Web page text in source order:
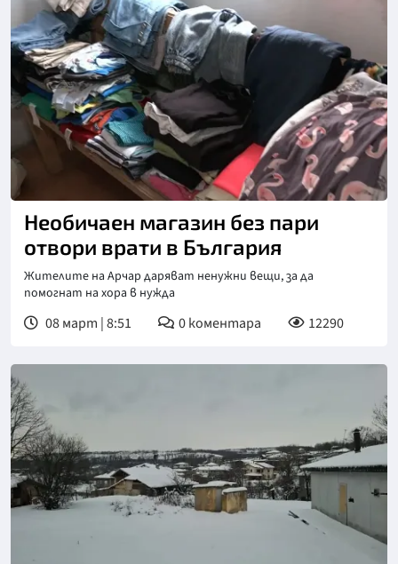
Снимка: Нова телевизия
Необичаен магазин без пари
отвори врати в България
Жителите на Арчар даряват ненужни вещи, за да
помогнат на хора в нужда
08 март | 8:51 0коментара 12290